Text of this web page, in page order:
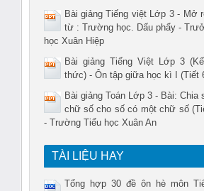
Bài giảng Tiếng việt Lớp 3 - Mở
từ : Trường học. Dấu phẩy -
học Xuân Hiệp
Bài giảng Tiếng Việt Lớp 3
thức) - Ôn tập giữa học kì I (Tiết
Bài giảng Toán Lớp 3 - Bài: Chia
chữ số cho số có một chữ số
- Trường Tiểu học Xuân An
TÀI LIỆU HAY
Tổng hợp 30 đề ôn hè môn